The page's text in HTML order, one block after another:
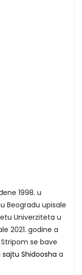
1998. u
Beogradu upisale
Univerziteta u
2021. godine a
se bave
sajtu Shidoosha a